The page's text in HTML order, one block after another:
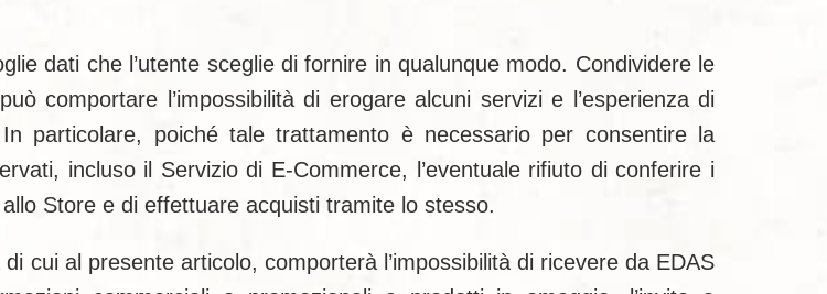
dati che l’utente sceglie di fornire in qualunque modo. Condividere le
comportare l’impossibilità di erogare alcuni servizi e l’esperienza di
particolare, poiché tale trattamento è necessario per consentire la
incluso il Servizio di E-Commerce, l’eventuale rifiuto di conferire i
Store e di effettuare acquisti tramite lo stesso.
cui al presente articolo, comporterà l’impossibilità di ricevere da EDAS